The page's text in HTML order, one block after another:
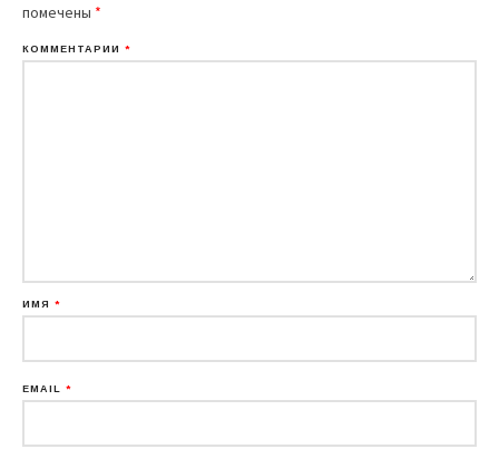
помечены *
КОММЕНТАРИЙ *
ИМЯ *
EMAIL *